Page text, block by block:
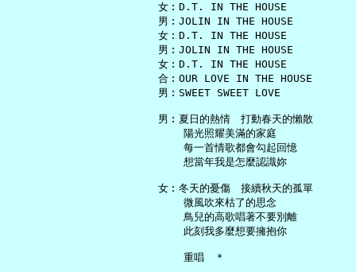
   女︰D.T. IN THE HOUSE
   男︰JOLIN IN THE HOUSE
   女︰D.T. IN THE HOUSE
   男︰JOLIN IN THE HOUSE
   女︰D.T. IN THE HOUSE
   合︰OUR LOVE IN THE HOUSE
   男︰SWEET SWEET LOVE
   男︰夏日的熱情　打動春天的懶散
       陽光照耀美滿的家庭
       每一首情歌都會勾起回憶
       想當年我是怎麼認識妳
   女︰冬天的憂傷　接續秋天的孤單
       微風吹來枯了的思念
       鳥兒的高歌唱著不要別離
       此刻我多麼想要擁抱你
       重唱　＊